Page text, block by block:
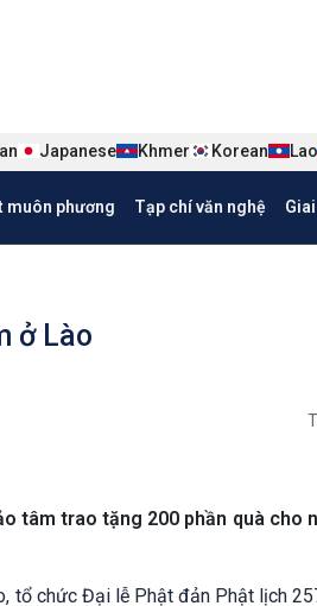
Việt
Japanese Khmer Korean Lao
muôn phương Tạp chí văn nghệ
ở Lào
tâm trao tặng 200 phần quà
tổ chức Đại lễ Phật đản Phật lịch